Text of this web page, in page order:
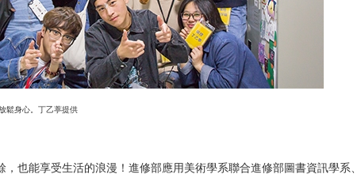
鬆身心。丁乙葶提供
，也能享受生活的浪漫！進修部應用美術學系聯合進修部圖書資訊學系、